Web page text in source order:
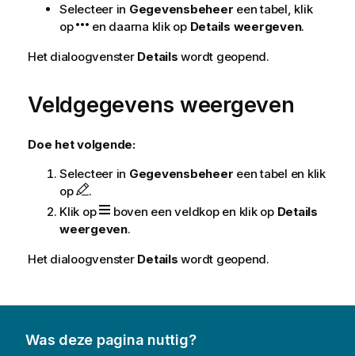
Selecteer in Gegevensbeheer een tabel, klik
op
en daarna klik op Details weergeven.
Het dialoogvenster Details wordt geopend.
Veldgegevens weergeven
Doe het volgende:
Selecteer in Gegevensbeheer een tabel en klik
op
.
Klik op
boven een veldkop en klik op Details
weergeven.
Het dialoogvenster Details wordt geopend.
Was deze pagina nuttig?